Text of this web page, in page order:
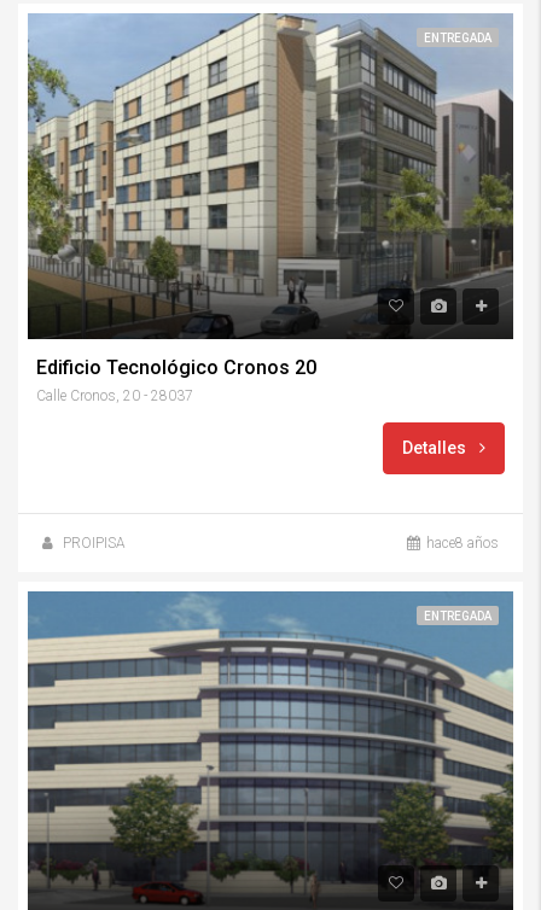
ENTREGADA
Edificio Tecnológico Cronos 20
Calle Cronos, 20 - 28037
Detalles
PROIPISA hace8 años
ENTREGADA